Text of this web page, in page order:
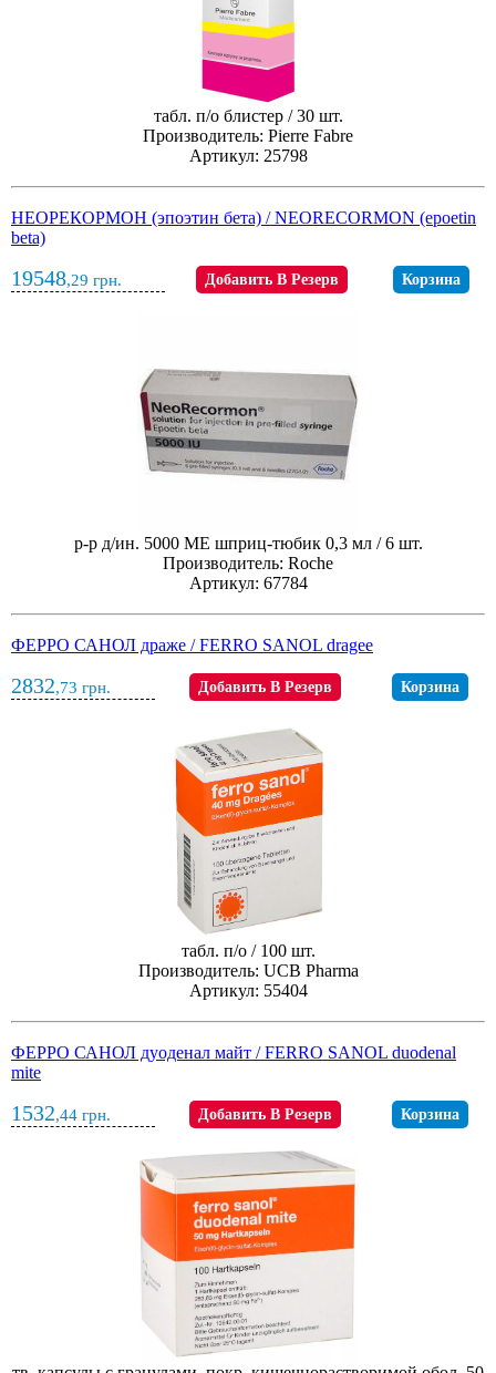
табл. п/о блистер / 30 шт.
Производитель: Pierre Fabre
Артикул: 25798
НЕОРЕКОРМОН (эпоэтин бета) / NEORECORMON (epoetin
beta)
19548,29 грн. Добавить В Резерв Корзина
р-р д/ин. 5000 МЕ шприц-тюбик 0,3 мл / 6 шт.
Производитель: Roche
Артикул: 67784
ФЕРРО САНОЛ драже / FERRO SANOL dragee
2832,73 грн. Добавить В Резерв Корзина
табл. п/о / 100 шт.
Производитель: UCB Pharma
Артикул: 55404
ФЕРРО САНОЛ дуоденал майт / FERRO SANOL duodenal
mite
1532,44 грн. Добавить В Резерв Корзина